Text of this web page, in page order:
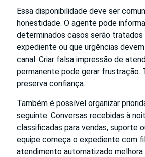
Essa disponibilidade deve ser
honestidade. O agente pode
determinados casos serão tratados
expediente ou que urgências
canal. Criar falsa impressão de
permanente pode gerar frustração.
preserva confiança.
Também é possível organizar
seguinte. Conversas recebidas à
classificadas para vendas, suporte
equipe começa o expediente com
atendimento automatizado melhora